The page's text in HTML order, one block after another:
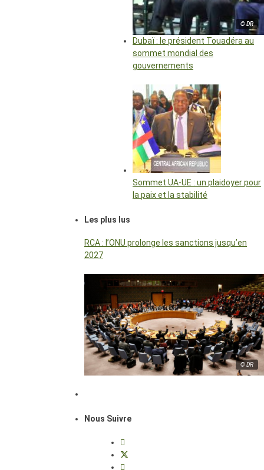
© DR
Dubaï : le président Touadéra au
sommet mondial des
gouvernements
Sommet UA-UE : un plaidoyer pour
la paix et la stabilité
Les plus lus
RCA : l’ONU prolonge les sanctions jusqu’en
2027
© DR
Nous Suivre